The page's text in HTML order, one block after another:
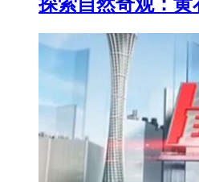
探索自然奇观：